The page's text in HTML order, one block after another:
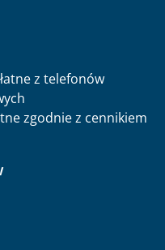
z telefonów
zgodnie z cennikiem